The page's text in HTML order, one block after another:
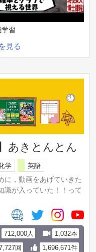
習
見る
あきとんとん
学
英語
に，動画をあげていきた
識が入っていた！！って
712,000人
1,032本
回
1,696,671件